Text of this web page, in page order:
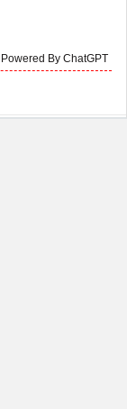
Powered By ChatGPT